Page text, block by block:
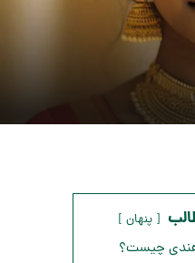
پنهان
هندی چیست؟